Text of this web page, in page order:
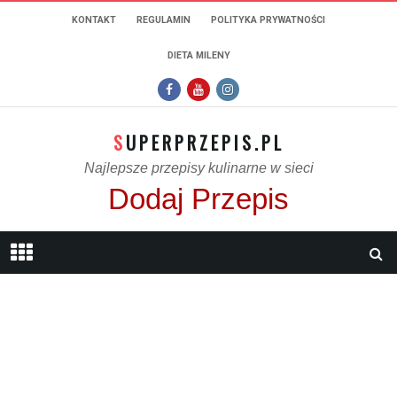
KONTAKT REGULAMIN POLITYKA PRYWATNOŚCI
DIETA MILENY
SUPERPRZEPIS.PL
Najlepsze przepisy kulinarne w sieci
Dodaj Przepis